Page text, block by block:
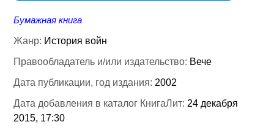
Бумажная книга
Жанр: История войн
Правообладатель и/или издательство: Вече
Дата публикации, год издания: 2002
Дата добавления в каталог КнигаЛит: 24 декабря
2015, 17:30